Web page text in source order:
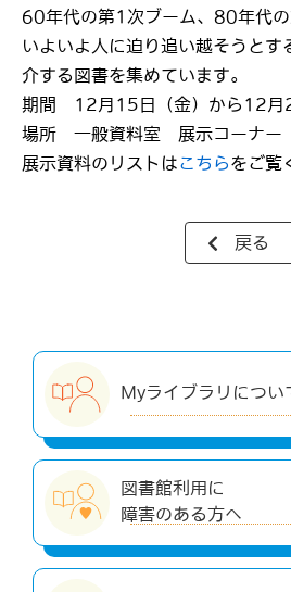
60年代の第1次ブーム、80年代の
いよいよ人に迫り追い越そうとす
介する図書を集めています。
期間 12月15日（金）から12月
場所 一般資料室 展示コーナー
展示資料のリストはこちらをご覧
戻る
Myライブラリについ
図書館利用に
障害のある方へ